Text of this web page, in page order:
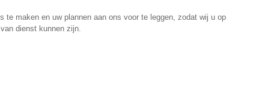
te maken en uw plannen aan ons voor te leggen, zodat wij u op
dienst kunnen zijn.